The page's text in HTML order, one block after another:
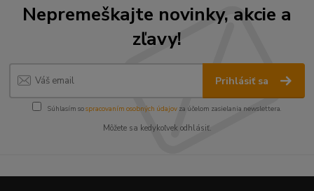
Nepremeškajte novinky, akcie a
zľavy!
Prihlásiť sa
Súhlasím sospracovaním osobných údajov za účelom zasielania newslettera.
Môžete sa kedykoľvek odhlásiť.